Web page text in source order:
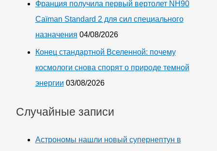
Франция получила первый вертолет NH90
Caïman Standard 2 для сил специального
назначения 04/08/2026
Конец стандартной Вселенной: почему
космологи снова спорят о природе темной
энергии 03/08/2026
Случайные записи
Астрономы нашли новый супернептун в